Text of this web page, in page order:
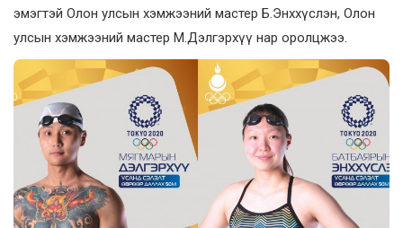
эмэгтэй Олон улсын хэмжээний мастер Б.Энххүслэн, Олон
улсын хэмжээний мастер М.Дэлгэрхүү нар оролцжээ.